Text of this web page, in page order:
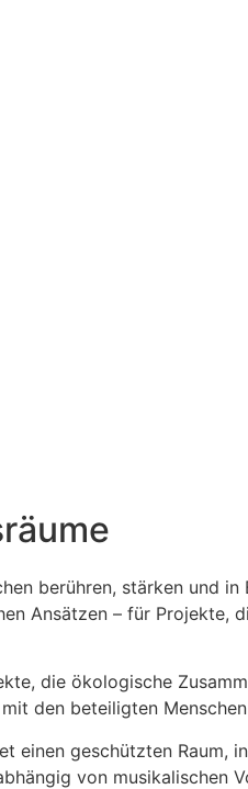
berühren, stärken und
Ansätzen – für Projekte,
die ökologische
den beteiligten
geschützten Raum,
von musikalischen